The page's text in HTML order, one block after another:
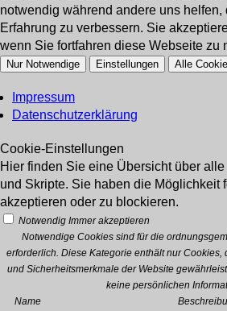
notwendig während andere uns
Erfahrung zu verbessern. Sie
wenn Sie fortfahren diese Webseite zu
Nur Notwendige Einstellungen Alle
Impressum
Datenschutzerklärung
Cookie-Einstellungen
Hier finden Sie eine Übersicht über
und Skripte. Sie haben die Möglichkeit
akzeptieren oder zu blockieren.
Notwendig Immer akzeptieren
Notwendige Cookies sind für die
erforderlich. Diese Kategorie enthält nur
und Sicherheitsmerkmale der Website
keine persönlichen
Name